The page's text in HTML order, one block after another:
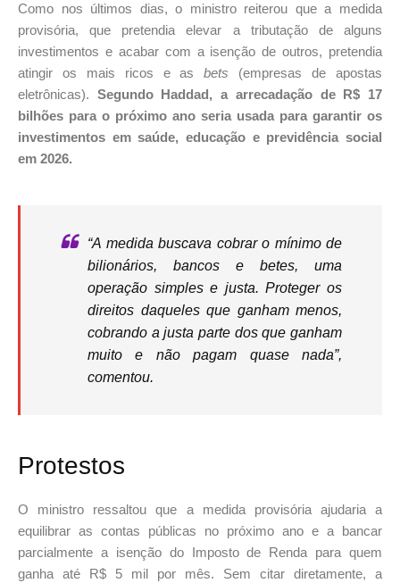
Como nos últimos dias, o ministro reiterou que a medida
provisória, que pretendia elevar a tributação de alguns
investimentos e acabar com a isenção de outros, pretendia
atingir os mais ricos e asbets (empresas de apostas
eletrônicas). Segundo Haddad, a arrecadação de R$ 17
bilhões para o próximo ano seria usada para garantir os
investimentos em saúde, educação e previdência social
em 2026.
“A medida buscava cobrar o mínimo de
bilionários, bancos e betes, uma
operação simples e justa. Proteger os
direitos daqueles que ganham menos,
cobrando a justa parte dos que ganham
muito e não pagam quase nada”,
comentou.
Protestos
O ministro ressaltou que a medida provisória ajudaria a
equilibrar as contas públicas no próximo ano e a bancar
parcialmente a isenção do Imposto de Renda para quem
ganha até R$ 5 mil por mês. Sem citar diretamente, a